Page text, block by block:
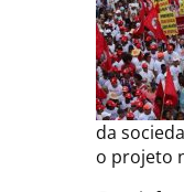
da
o projeto